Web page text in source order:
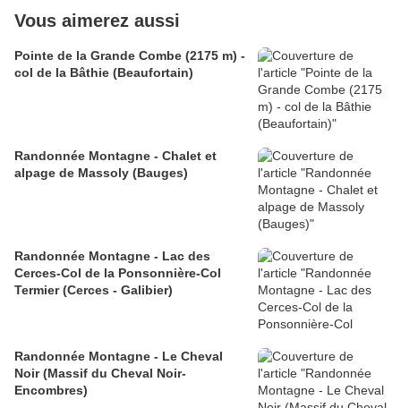
Vous aimerez aussi
Pointe de la Grande Combe (2175 m) -
col de la Bâthie (Beaufortain)
Randonnée Montagne - Chalet et
alpage de Massoly (Bauges)
Randonnée Montagne - Lac des
Cerces-Col de la Ponsonnière-Col
Termier (Cerces - Galibier)
Randonnée Montagne - Le Cheval
Noir (Massif du Cheval Noir-
Encombres)